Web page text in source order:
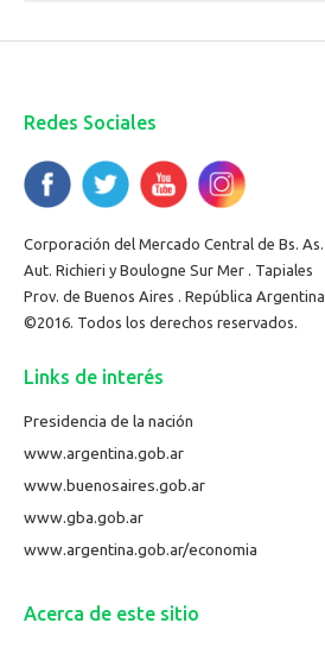
Redes Sociales
Corporación del Mercado Central de Bs. As.
Aut. Richieri y Boulogne Sur Mer . Tapiales
Prov. de Buenos Aires . República Argentina
©2016. Todos los derechos reservados.
Links de interés
Presidencia de la nación
www.argentina.gob.ar
www.buenosaires.gob.ar
www.gba.gob.ar
www.argentina.gob.ar/economia
Acerca de este sitio